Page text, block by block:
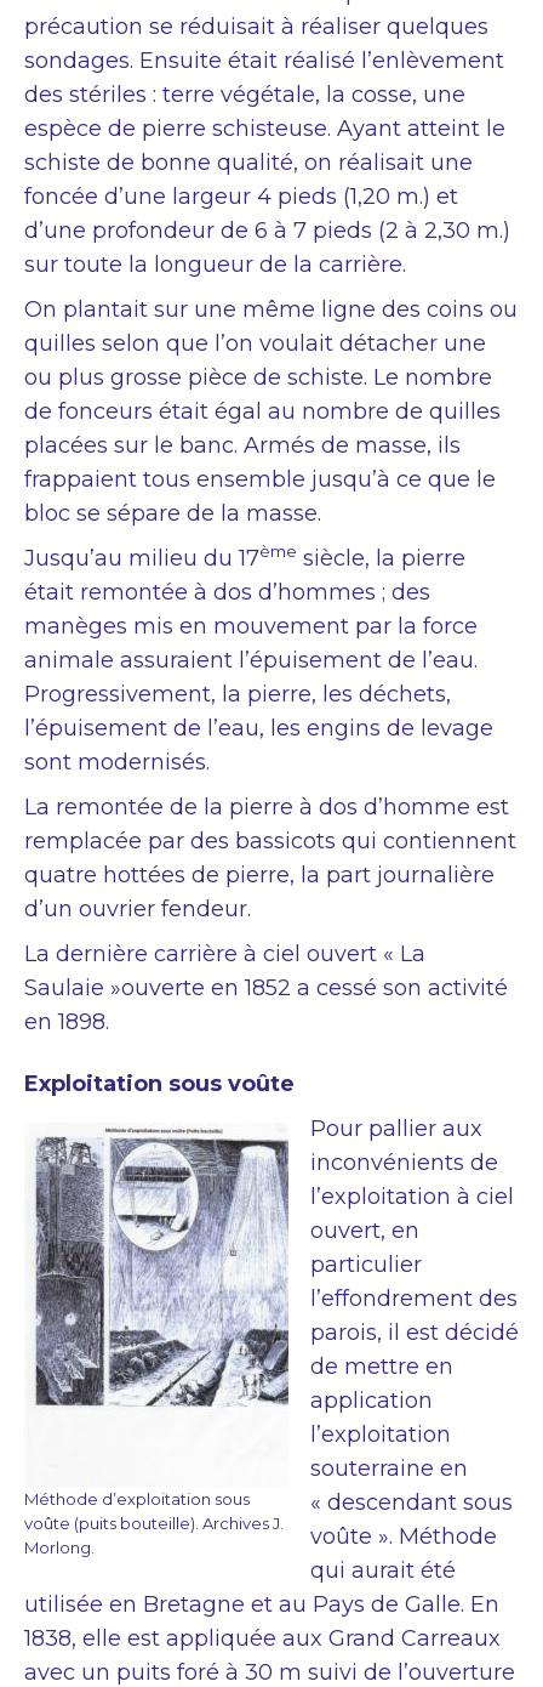
précaution se réduisait à réaliser quelques
sondages. Ensuite était réalisé l’enlèvement
des stériles : terre végétale, la cosse, une
espèce de pierre schisteuse. Ayant atteint le
schiste de bonne qualité, on réalisait une
foncée d’une largeur 4 pieds (1,20 m.) et
d’une profondeur de 6 à 7 pieds (2 à 2,30 m.)
sur toute la longueur de la carrière.
On plantait sur une même ligne des coins ou
quilles selon que l’on voulait détacher une
ou plus grosse pièce de schiste. Le nombre
de fonceurs était égal au nombre de quilles
placées sur le banc. Armés de masse, ils
frappaient tous ensemble jusqu’à ce que le
bloc se sépare de la masse.
Jusqu’au milieu du 17ème siècle, la pierre
était remontée à dos d’hommes ; des
manèges mis en mouvement par la force
animale assuraient l’épuisement de l’eau.
Progressivement, la pierre, les déchets,
l’épuisement de l’eau, les engins de levage
sont modernisés.
La remontée de la pierre à dos d’homme est
remplacée par des bassicots qui contiennent
quatre hottées de pierre, la part journalière
d’un ouvrier fendeur.
La dernière carrière à ciel ouvert « La
Saulaie »ouverte en 1852 a cessé son activité
en 1898.
Exploitation sous voûte
Méthode d’exploitation sous
voûte (puits bouteille). Archives J.
Morlong.
Pour pallier aux
inconvénients de
l’exploitation à ciel
ouvert, en
particulier
l’effondrement des
parois, il est décidé
de mettre en
application
l’exploitation
souterraine en
« descendant sous
voûte ». Méthode
qui aurait été
utilisée en Bretagne et au Pays de Galle. En
1838, elle est appliquée aux Grand Carreaux
avec un puits foré à 30 m suivi de l’ouverture